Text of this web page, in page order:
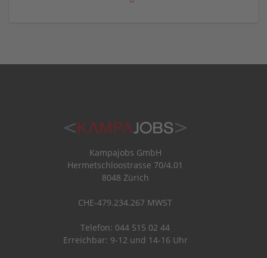
Kampajobs GmbH
Hermetschloostrasse 70/4.01
8048 Zürich
CHE-479.234.267 MWST
Telefon: 044 515 02 44
Erreichbar: 9-12 und 14-16 Uhr